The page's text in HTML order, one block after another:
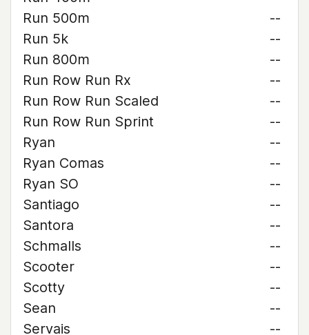
Run 500m
--
Run 5k
--
Run 800m
--
Run Row Run Rx
--
Run Row Run Scaled
--
Run Row Run Sprint
--
Ryan
--
Ryan Comas
--
Ryan SO
--
Santiago
--
Santora
--
Schmalls
--
Scooter
--
Scotty
--
Sean
--
Servais
--